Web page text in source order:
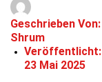
Geschrieben Von:
Shrum
Veröffentlicht:
23 Mai 2025